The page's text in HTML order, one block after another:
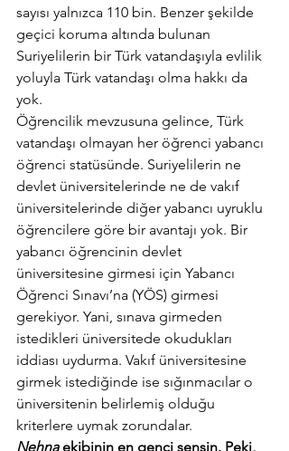
sayısı yalnızca 110 bin. Benzer şekilde
geçici koruma altında bulunan
Suriyelilerin bir Türk vatandaşıyla evlilik
yoluyla Türk vatandaşı olma hakkı da
yok.
Öğrencilik mevzusuna gelince, Türk
vatandaşı olmayan her öğrenci yabancı
öğrenci statüsünde. Suriyelilerin ne
devlet üniversitelerinde ne de vakıf
üniversitelerinde diğer yabancı uyruklu
öğrencilere göre bir avantajı yok. Bir
yabancı öğrencinin devlet
üniversitesine girmesi için Yabancı
Öğrenci Sınavı’na (YÖS) girmesi
gerekiyor. Yani, sınava girmeden
istedikleri üniversitede okudukları
iddiası uydurma. Vakıf üniversitesine
girmek istediğinde ise sığınmacılar o
üniversitenin belirlemiş olduğu
kriterlere uymak zorundalar.
Nehna ekibinin en genci sensin. Peki,